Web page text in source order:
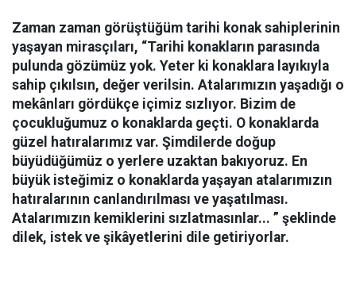
Zaman zaman görüştüğüm tarihi konak sahiplerinin
yaşayan mirasçıları, “Tarihi konakların parasında
pulunda gözümüz yok. Yeter ki konaklara layıkıyla
sahip çıkılsın, değer verilsin. Atalarımızın yaşadığı o
mekânları gördükçe içimiz sızlıyor. Bizim de
çocukluğumuz o konaklarda geçti. O konaklarda
güzel hatıralarımız var. Şimdilerde doğup
büyüdüğümüz o yerlere uzaktan bakıyoruz. En
büyük isteğimiz o konaklarda yaşayan atalarımızın
hatıralarının canlandırılması ve yaşatılması.
Atalarımızın kemiklerini sızlatmasınlar... ” şeklinde
dilek, istek ve şikâyetlerini dile getiriyorlar.